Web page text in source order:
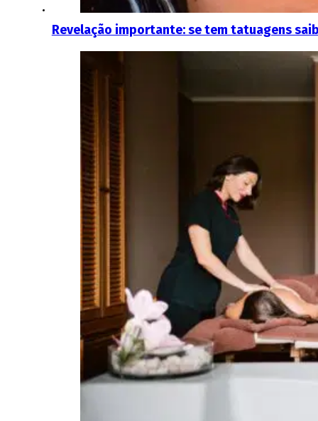
Revelação importante: se tem tatuagens